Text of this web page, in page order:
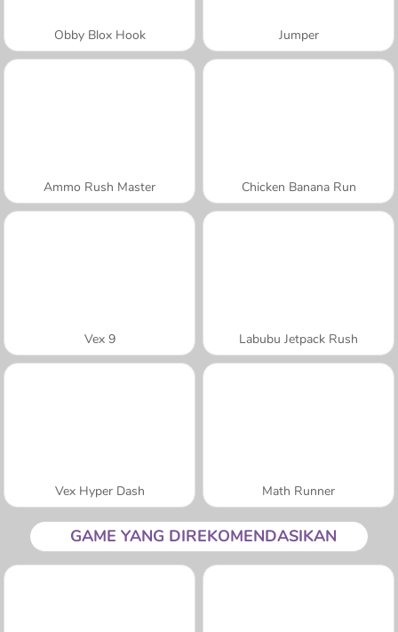
Obby Blox Hook Jumper
Ammo Rush Master Chicken Banana Run
Vex 9 Labubu Jetpack Rush
Vex Hyper Dash Math Runner
GAME YANG DIREKOMENDASIKAN